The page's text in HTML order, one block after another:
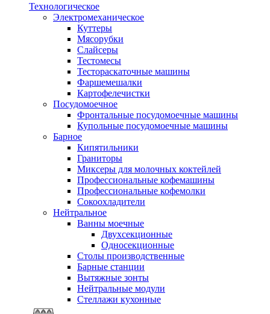
Технологическое
Электромеханическое
Куттеры
Мясорубки
Слайсеры
Тестомесы
Тестораскаточные машины
Фаршемешалки
Картофелечистки
Посудомоечное
Фронтальные посудомоечные машины
Купольные посудомоечные машины
Барное
Кипятильники
Граниторы
Миксеры для молочных коктейлей
Профессиональные кофемашины
Профессиональные кофемолки
Сокоохладители
Нейтральное
Ванны моечные
Двухсекционные
Односекционные
Столы производственные
Барные станции
Вытяжные зонты
Нейтральные модули
Стеллажи кухонные